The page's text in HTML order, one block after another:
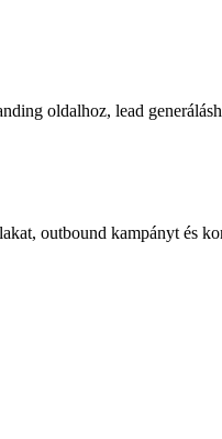
oldalhoz, lead
outbound kampányt és